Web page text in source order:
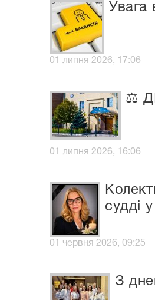
Увага
01 липня 2026, 17:06
⚖️
01 липня 2026, 16:06
судді
01 червня 2026, 09:25
З